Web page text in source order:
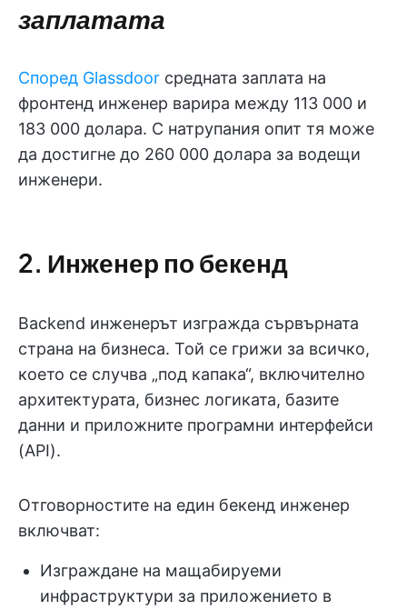
заплатата
Според Glassdoor средната заплата на
фронтенд инженер варира между 113 000 и
183 000 долара. С натрупания опит тя може
да достигне до 260 000 долара за водещи
инженери.
2. Инженер по бекенд
Backend инженерът изгражда сървърната
страна на бизнеса. Той се грижи за всичко,
което се случва „под капака“, включително
архитектурата, бизнес логиката, базите
данни и приложните програмни интерфейси
(API).
Отговорностите на един бекенд инженер
включват:
Изграждане на мащабируеми
инфраструктури за приложението в